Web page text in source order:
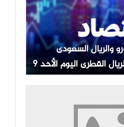
والريال السعودى
والدينار الكويتى و الريال القطرى اليوم الأحد 9